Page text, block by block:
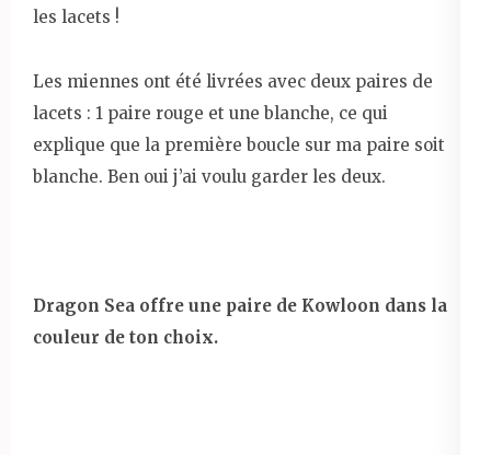
les lacets !
Les miennes ont été livrées avec deux paires de
lacets : 1 paire rouge et une blanche, ce qui
explique que la première boucle sur ma paire soit
blanche. Ben oui j’ai voulu garder les deux.
Dragon Sea offre une paire de Kowloon dans la
couleur de ton choix.